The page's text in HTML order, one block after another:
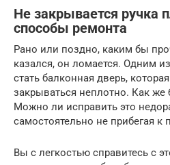
Не закрывается ручка
способы ремонта
Рано или поздно, каким бы
казался, он ломается. Одним
стать балконная дверь,
закрываться неплотно. Как же
Можно ли исправить это
самостоятельно не прибегая
Вы с легкостью справитесь с